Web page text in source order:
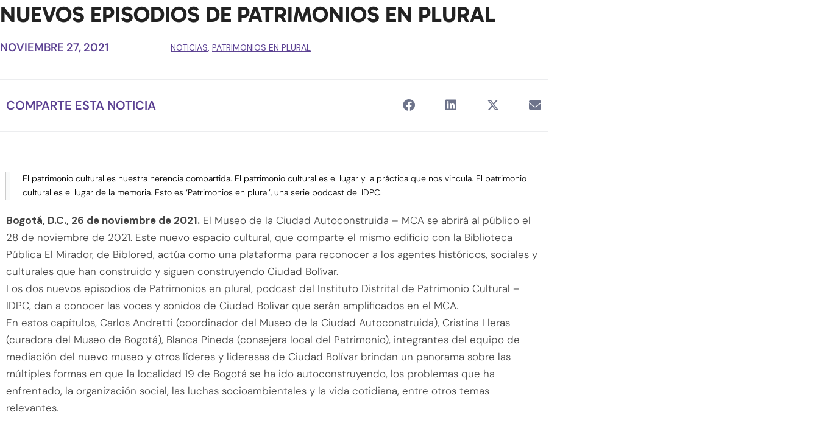
NUEVOS EPISODIOS DE PATRIMONIOS EN PLURAL
NOVIEMBRE 27, 2021 NOTICIAS, PATRIMONIOS EN PLURAL
COMPARTE ESTA NOTICIA
El patrimonio cultural es nuestra herencia compartida. El patrimonio cultural es el lugar y la práctica que nos vincula. El patrimonio
cultural es el lugar de la memoria. Esto es ‘Patrimonios en plural’, una serie podcast del IDPC.
Bogotá, D.C., 26 de noviembre de 2021. El Museo de la Ciudad Autoconstruida – MCA se abrirá al público el
28 de noviembre de 2021. Este nuevo espacio cultural, que comparte el mismo edificio con la Biblioteca
Pública El Mirador, de Biblored, actúa como una plataforma para reconocer a los agentes históricos, sociales y
culturales que han construido y siguen construyendo Ciudad Bolívar.
Los dos nuevos episodios de Patrimonios en plural, podcast del Instituto Distrital de Patrimonio Cultural –
IDPC, dan a conocer las voces y sonidos de Ciudad Bolívar que serán amplificados en el MCA.
En estos capítulos, Carlos Andretti (coordinador del Museo de la Ciudad Autoconstruida), Cristina Lleras
(curadora del Museo de Bogotá), Blanca Pineda (consejera local del Patrimonio), integrantes del equipo de
mediación del nuevo museo y otros líderes y lideresas de Ciudad Bolívar brindan un panorama sobre las
múltiples formas en que la localidad 19 de Bogotá se ha ido autoconstruyendo, los problemas que ha
enfrentado, la organización social, las luchas socioambientales y la vida cotidiana, entre otros temas
relevantes.